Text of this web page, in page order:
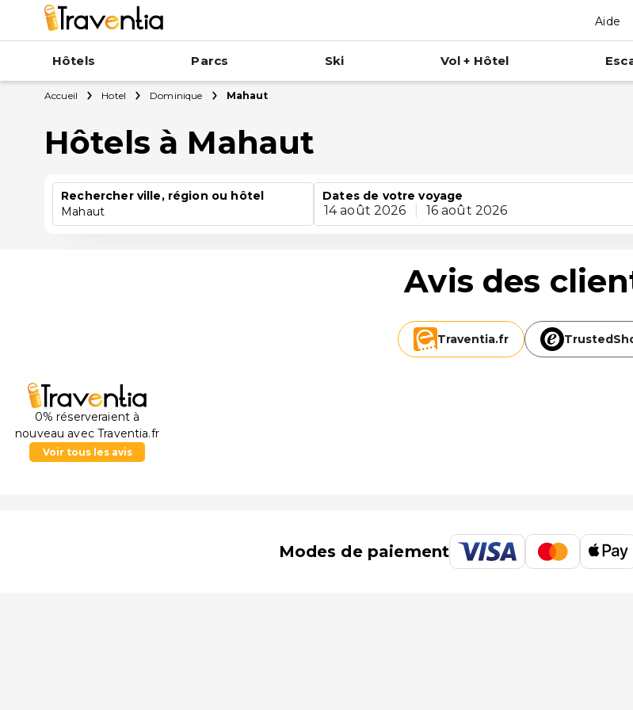
Aide
Hôtels Parcs Ski Vol + Hôtel
Accueil Hotel Dominique Mahaut
Hôtels à Mahaut
Rechercher ville, région ou hôtel
Mahaut
Dates de votre voyage
14 août 2026 16 août 2026
Avis des
Traventia.fr
0% réserveraient à
nouveau avec Traventia.fr
Voir tous les avis
Modes de paiement